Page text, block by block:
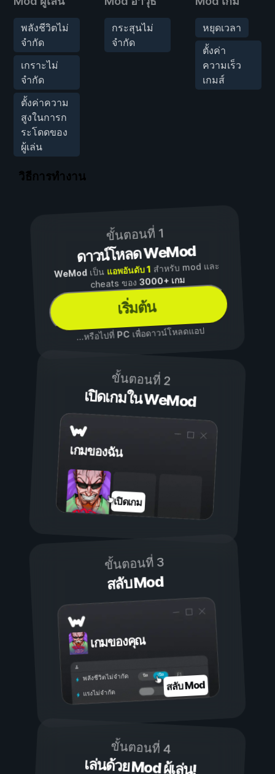
พลังชีวิตไม่
จำกัด
เกราะไม่
จำกัด
ตั้งค่าความ
สูงในการก
ระโดดของ
ผู้เล่น
กระสุนไม่
จำกัด
หยุดเวลา
ตั้งค่า
ความเร็ว
เกมส์
วิธีการทำงาน
ขั้นตอนที่ 1
ดาวน์โหลด WeMod
WeModเป็น แอพอันดับ 1 สำหรับ mod และ
cheats ของ3000+ เกม
เริ่มต้น
...หรือไปที่ PCเพื่อดาวน์โหลดแอป
ขั้นตอนที่ 2
เปิดเกมใน WeMod
เกมของฉัน
เปิดเกม
ขั้นตอนที่ 3
สลับ Mod
เกมของคุณ
เปิด
ปิด
พลังชีวิตไม่จำกัด
แรงไม่จำกัด สลับ Mod
ขั้นตอนที่ 4
เล่นด้วย Mod ผู้เล่น!